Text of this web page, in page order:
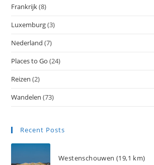
Frankrijk(8)
Luxemburg(3)
Nederland (7)
Places to Go (24)
Reizen (2)
Wandelen (73)
Recent Posts
Westenschouwen (19,1 km)